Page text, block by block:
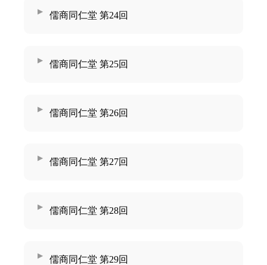
儒商同仁堂 第24回
儒商同仁堂 第25回
儒商同仁堂 第26回
儒商同仁堂 第27回
儒商同仁堂 第28回
儒商同仁堂 第29回